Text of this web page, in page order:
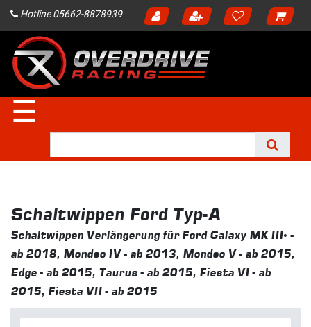
Hotline 05662-8878939
☰
Schaltwippen Ford Typ-A
Schaltwippen Verlängerung für Ford Galaxy MK III -
ab 2018, Mondeo IV - ab 2013, Mondeo V - ab 2015,
Edge - ab 2015, Taurus - ab 2015, Fiesta VI - ab
2015, Fiesta VII - ab 2015